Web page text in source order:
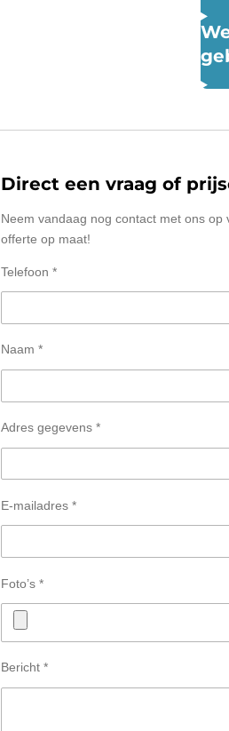
Direct een vraag of
Neem vandaag nog contact met ons op
offerte op maat!
Telefoon *
Naam *
Adres gegevens *
E-mailadres *
Foto’s *
Bericht *